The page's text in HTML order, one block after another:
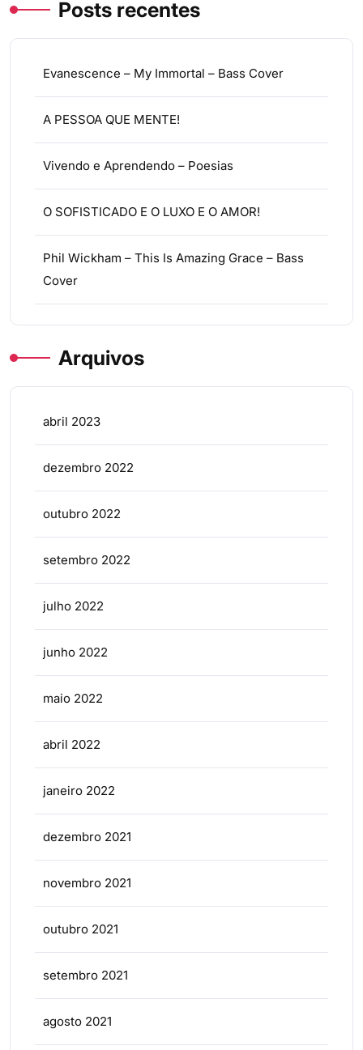
Posts recentes
Evanescence – My Immortal – Bass Cover
A PESSOA QUE MENTE!
Vivendo e Aprendendo – Poesias
O SOFISTICADO E O LUXO E O AMOR!
Phil Wickham – This Is Amazing Grace – Bass
Cover
Arquivos
abril 2023
dezembro 2022
outubro 2022
setembro 2022
julho 2022
junho 2022
maio 2022
abril 2022
janeiro 2022
dezembro 2021
novembro 2021
outubro 2021
setembro 2021
agosto 2021